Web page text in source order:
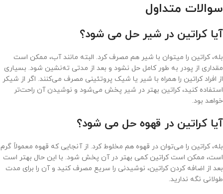
سوالات متداول
آیا کراتین در شیر حل می شود؟
بله، کراتین را میتوان با شیر هم مصرف کرد. البته مانند آب، ممکن است
مقداری از پودر به طور کامل حل نشود و بعد از مدتی ته‌نشین شود. بسیاری
از افراد کراتین را همراه با شیر یا شیک پروتئینی مصرف می‌کنند. اگر از شیکر
استفاده کنید، کراتین بهتر در شیر پخش می‌شود و نوشیدن آن راحت‌تر
خواهد بود.
آیا کراتین در قهوه حل می شود؟
بله، کراتین را می‌توان در قهوه هم مخلوط کرد. از آنجایی که قهوه معمولاً گرم
است، ممکن است کراتین کمی بهتر در آن پخش شود. با این حال بهتر است
بعد از اضافه کردن کراتین، نوشیدنی را سریع مصرف کنید و آن را برای مدت
طولانی نگه ندارید.